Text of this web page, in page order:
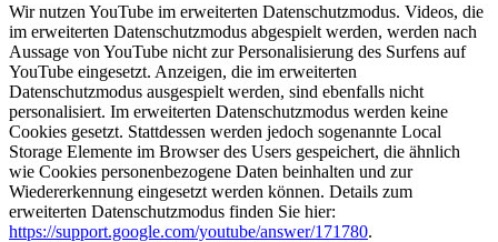
Wir nutzen YouTube im erweiterten Datenschutzmodus. Videos, die
im erweiterten Datenschutzmodus abgespielt werden, werden nach
Aussage von YouTube nicht zur Personalisierung des Surfens auf
YouTube eingesetzt. Anzeigen, die im erweiterten
Datenschutzmodus ausgespielt werden, sind ebenfalls nicht
personalisiert. Im erweiterten Datenschutzmodus werden keine
Cookies gesetzt. Stattdessen werden jedoch sogenannte Local
Storage Elemente im Browser des Users gespeichert, die ähnlich
wie Cookies personenbezogene Daten beinhalten und zur
Wiedererkennung eingesetzt werden können. Details zum
erweiterten Datenschutzmodus finden Sie hier:
https://support.google.com/youtube/answer/171780.